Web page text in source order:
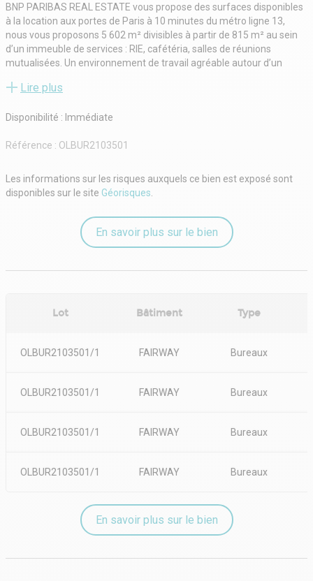
BNP PARIBAS REAL ESTATE vous propose des surfaces disponibles
à la location aux portes de Paris à 10 minutes du métro ligne 13,
nous vous proposons 5 602 m² divisibles à partir de 815 m² au sein
d’un immeuble de services : RIE, cafétéria, salles de réunions
mutualisées. Un environnement de travail agréable autour d’un
Le Fairway est situé à 10 minutes de la Porte de Chatillon.
plafond de 2,70m ainsi que plusieurs autres prestations techniques :
Vous y trouverez différents services :
- RIE
- Cafétéria
Le Fairway est labélisé (label Minergie, HQE, BBC).
Lire plus
Disponibilité : Immédiate
Référence : OLBUR2103501
Les informations sur les risques auxquels ce bien est exposé sont
disponibles sur le site Géorisques.
En savoir plus sur le bien
Lot Bâtiment Type
OLBUR2103501/1 FAIRWAY Bureaux
OLBUR2103501/1 FAIRWAY Bureaux
OLBUR2103501/1 FAIRWAY Bureaux
OLBUR2103501/1 FAIRWAY Bureaux
En savoir plus sur le bien